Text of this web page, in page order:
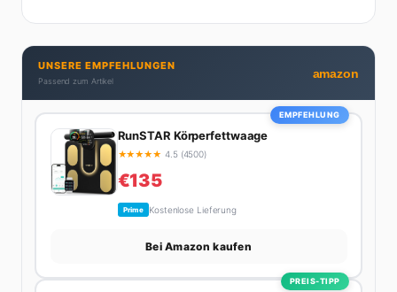
UNSERE EMPFEHLUNGEN
Passend zum Artikel
amazon
EMPFEHLUNG
RunSTAR Körperfettwaage
★★★★★ 4.5 (4500)
€135
Prime Kostenlose Lieferung
Bei Amazon kaufen
PREIS-TIPP